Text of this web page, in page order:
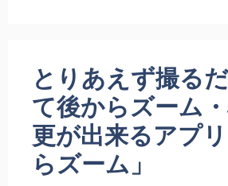
とりあえず撮る
て後からズーム
更が出来るアプ
らズーム」